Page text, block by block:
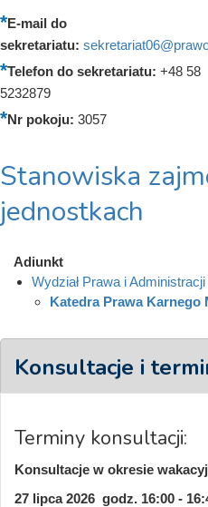
E-mail do
sekretariatu:
Telefon do sekretariatu: +48 58
5232879
Nr pokoju: 3057
Stanowiska
jednostkach
Adiunkt
Wydział Prawa i Administracji
Katedra Prawa
Konsultacje i
Terminy konsultacji:
Konsultacje w okresie
27 lipca 2026 godz. 16:00 -